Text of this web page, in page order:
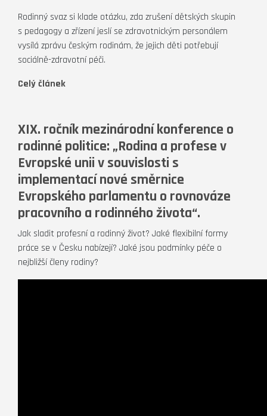
Rodinný svaz si klade otázku, zda zrušení dětských skupin
s pedagogy a zřízení jeslí se zdravotnickým personálem
vysílá zprávu českým rodinám, že jejich děti potřebují
sociálně-zdravotní péči.
Celý článek
XIX. ročník mezinárodní konference o
rodinné politice: „Rodina a profese v
Evropské unii v souvislosti s
implementací nové směrnice
Evropského parlamentu o rovnováze
pracovního a rodinného života“.
Jak sladit profesní a rodinný život? Jaké flexibilní formy
práce se v Česku nabízejí? Jaké jsou podmínky péče o
nejbližší členy rodiny?